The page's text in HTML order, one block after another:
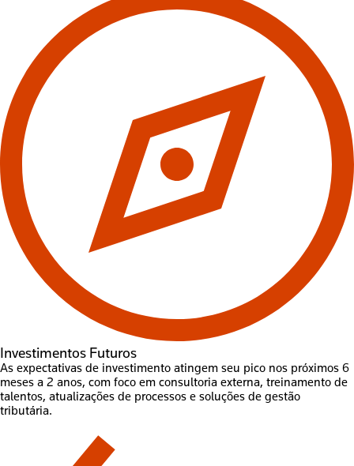
Investimentos Futuros
As expectativas de investimento atingem seu pico nos próximos 6
meses a 2 anos, com foco em consultoria externa, treinamento de
talentos, atualizações de processos e soluções de gestão
tributária.